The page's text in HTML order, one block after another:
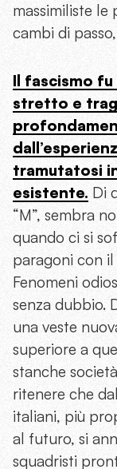
massimiliste le
cambi di
Il fascismo
stretto e
tramutatosi
esistente. Di
“M”, sembra
quando ci si
paragoni con
Fenomeni
senza dubbio.
una veste
superiore a
stanche
ritenere che
italiani, più
al futuro, si
squadristi